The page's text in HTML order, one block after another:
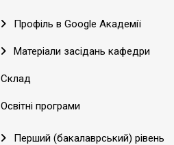
Профіль в Google Академії
Матеріали засідань кафедри
Склад
Освітні програми
Перший (бакалаврський) рівень